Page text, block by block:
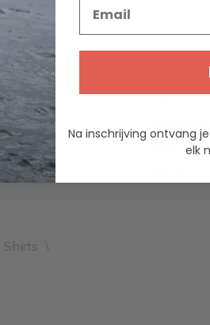
Merk
Shirts \
Na inschrijving ontvang
elk